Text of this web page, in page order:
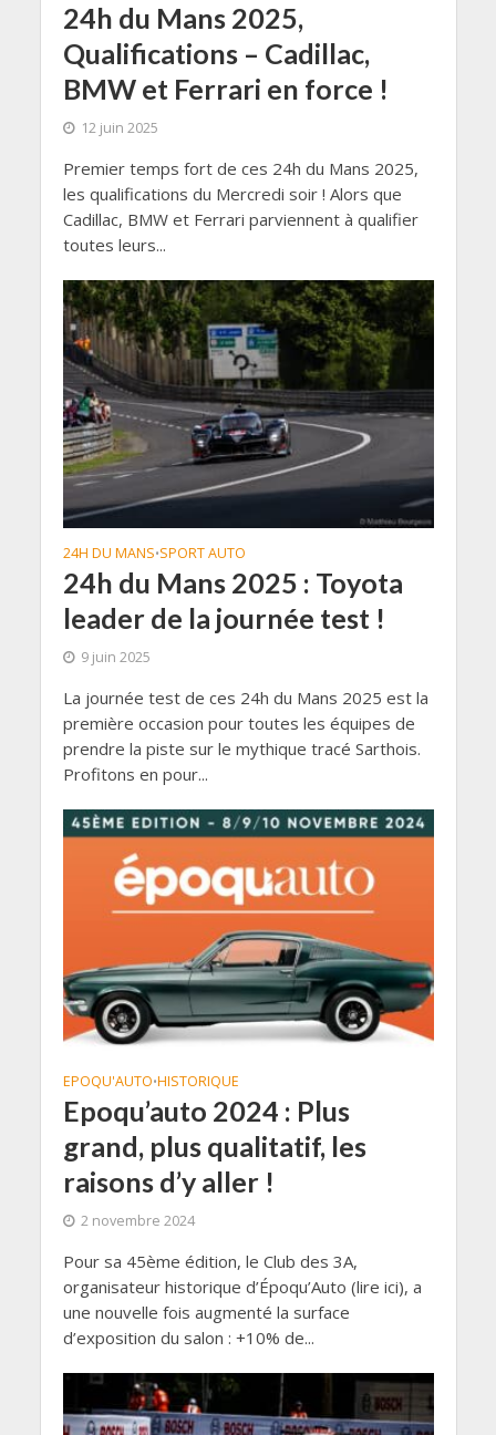
24h du Mans 2025,
Qualifications – Cadillac,
BMW et Ferrari en force !
12 juin 2025
Premier temps fort de ces 24h du Mans 2025,
les qualifications du Mercredi soir ! Alors que
Cadillac, BMW et Ferrari parviennent à qualifier
toutes leurs...
24H DU MANS•SPORT AUTO
24h du Mans 2025 : Toyota
leader de la journée test !
9 juin 2025
La journée test de ces 24h du Mans 2025 est la
première occasion pour toutes les équipes de
prendre la piste sur le mythique tracé Sarthois.
Profitons en pour...
EPOQU'AUTO•HISTORIQUE
Epoqu’auto 2024 : Plus
grand, plus qualitatif, les
raisons d’y aller !
2 novembre 2024
Pour sa 45ème édition, le Club des 3A,
organisateur historique d’Époqu’Auto (lire ici), a
une nouvelle fois augmenté la surface
d’exposition du salon : +10% de...